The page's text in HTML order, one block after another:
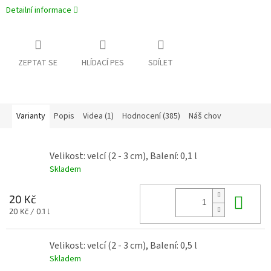
Detailní informace
ZEPTAT SE HLÍDACÍ PES SDÍLET
Varianty Popis Videa (1) Hodnocení (385) Náš chov
Velikost: velcí (2 - 3 cm), Balení: 0,1 l
Skladem
20 Kč
Měrná
20 Kč / 0.1 l
Velikost: velcí (2 - 3 cm), Balení: 0,5 l
Skladem